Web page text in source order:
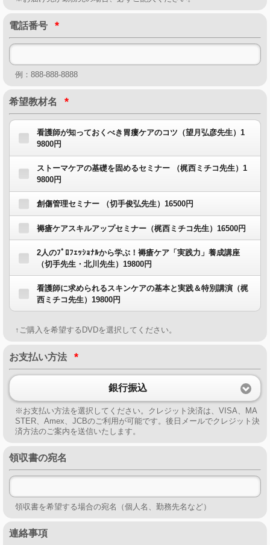
電話番号 *
例：888-888-8888
希望教材名 *
看護師が知っておくべき胃瘻ケアのコツ（望月弘彦先生）1
9800円
ストーマケアの基礎を固めるセミナー （梶西ミチコ先生）1
9800円
創傷管理セミナー （切手俊弘先生）16500円
褥瘡ケアスキルアップセミナー（梶西ミチコ先生）16500円
2人のﾌﾟﾛﾌｪｯｼｮﾅﾙから学ぶ！褥瘡ケア「実践力」養成講座
（切手先生・北川先生）19800円
看護師に求められるスキンケアの基本と実践＆特別講演（梶
西ミチコ先生）19800円
↑ご購入を希望するDVDを選択してください。
お支払い方法 *
銀行振込
※お支払い方法を選択してください。クレジット決済は、VISA、MA
STER、Amex、JCBのご利用が可能です。後日メールでクレジット決
済方法のご案内を送信いたします。
領収書の宛名
領収書を希望する場合の宛名（個人名、勤務先名など）
連絡事項